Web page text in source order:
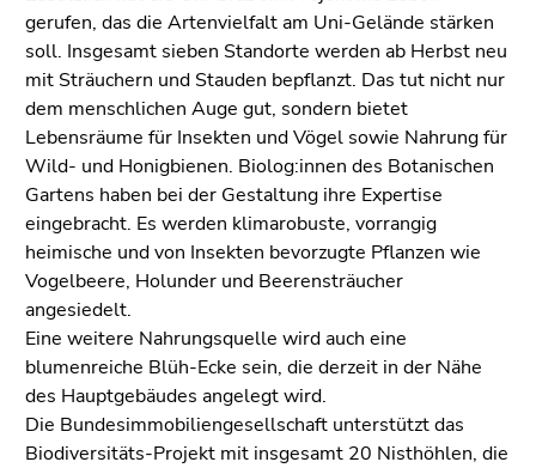
gerufen, das die Artenvielfalt am Uni-Gelände stärken
soll. Insgesamt sieben Standorte werden ab Herbst neu
mit Sträuchern und Stauden bepflanzt. Das tut nicht nur
dem menschlichen Auge gut, sondern bietet
Lebensräume für Insekten und Vögel sowie Nahrung für
Wild- und Honigbienen. Biolog:innen des Botanischen
Gartens haben bei der Gestaltung ihre Expertise
eingebracht. Es werden klimarobuste, vorrangig
heimische und von Insekten bevorzugte Pflanzen wie
Vogelbeere, Holunder und Beerensträucher
angesiedelt.
Eine weitere Nahrungsquelle wird auch eine
blumenreiche Blüh-Ecke sein, die derzeit in der Nähe
des Hauptgebäudes angelegt wird.
Die Bundesimmobiliengesellschaft unterstützt das
Biodiversitäts-Projekt mit insgesamt 20 Nisthöhlen, die